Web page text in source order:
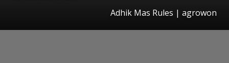
Adhik Mas Rules | agrowon